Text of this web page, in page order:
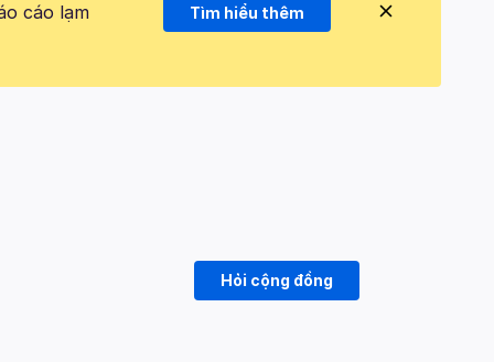
cáo lạm
Tìm hiểu thêm
Hỏi cộng đồng